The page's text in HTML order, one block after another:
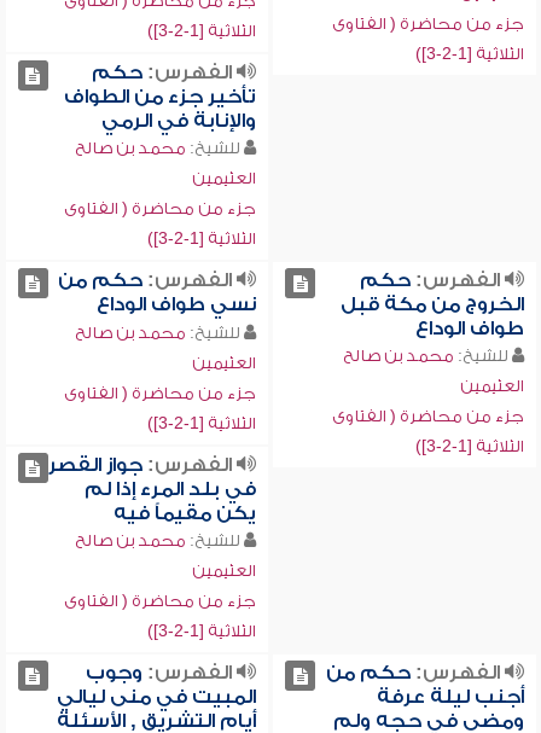
جزء من محاضرة ( الفتاوى
الثلاثية [1-2-3])
الثلاثية [1-2-3])
الفهرس:حكم
تأخير جزء من الطواف
والإنابة في الرمي
للشيخ: محمد بن صالح
العثيمين
جزء من محاضرة ( الفتاوى
الثلاثية [1-2-3])
الفهرس:حكم
الخروج من مكة قبل
طواف الوداع
للشيخ: محمد بن صالح
العثيمين
جزء من محاضرة ( الفتاوى
الثلاثية [1-2-3])
الفهرس:حكم من
نسي طواف الوداع
للشيخ: محمد بن صالح
العثيمين
جزء من محاضرة ( الفتاوى
الثلاثية [1-2-3])
الفهرس:جواز القصر
في بلد المرء إذا لم
يكن مقيماً فيه
للشيخ: محمد بن صالح
العثيمين
جزء من محاضرة ( الفتاوى
الثلاثية [1-2-3])
الفهرس:حكم من
أجنب ليلة عرفة
ومضى في حجه ولم
الفهرس: وجوب
المبيت في منى ليالي
أيام التشريق , الأسئلة